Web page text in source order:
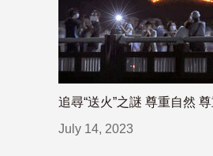
追尋“送火”之謎 尊重自然 尊
July 14, 2023